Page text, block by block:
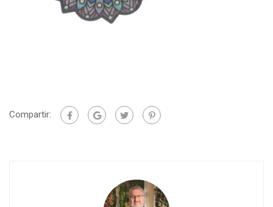
Compartir: